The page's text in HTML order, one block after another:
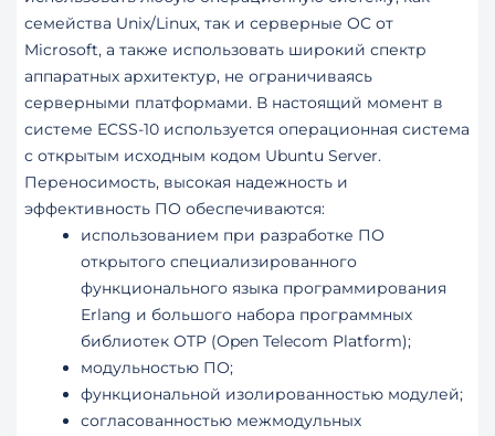
семейства Unix/Linux, так и серверные OC от
Microsoft, а также использовать широкий спектр
аппаратных архитектур, не ограничиваясь
серверными платформами. В настоящий момент в
системе ECSS-10 используется операционная система
с открытым исходным кодом Ubuntu Server.
Переносимость, высокая надежность и
эффективность ПО обеспечиваются:
использованием при разработке ПО
открытого специализированного
функционального языка программирования
Erlang и большого набора программных
библиотек OTP (Open Telecom Platform);
модульностью ПО;
функциональной изолированностью модулей;
согласованностью межмодульных